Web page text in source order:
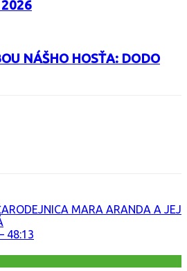
2026
NÁŠHO HOSŤA: DODO
MARA ARANDA A JEJ
48:13